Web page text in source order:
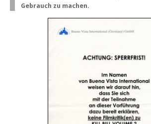
Gebrauch zu machen.